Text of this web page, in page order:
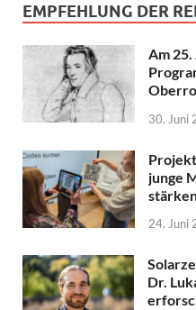
EMPFEHLUNG DER
Am
30. Juni
junge
24. Juni
Dr.